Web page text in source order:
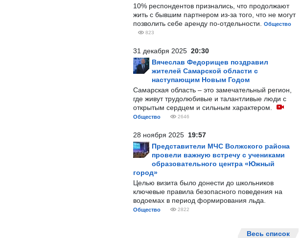
10% респондентов признались, что продолжают
жить с бывшим партнером из-за того, что не могут
позволить себе аренду по-отдельности.
Общество
823
31 декабря 2025 20:30
Вячеслав Федорищев поздравил
жителей Самарской области с
наступающим Новым Годом
Самарская область – это замечательный регион,
где живут трудолюбивые и талантливые люди с
открытым сердцем и сильным характером.
Общество 2646
28 ноября 2025 19:57
Представители МЧС Волжского района
провели важную встречу с учениками
образовательного центра «Южный
город»
Целью визита было донести до школьников
ключевые правила безопасного поведения на
водоемах в период формирования льда.
Общество 2822
Весь список